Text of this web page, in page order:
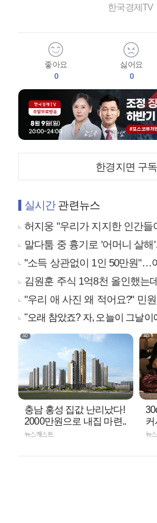
한국경제
좋아요
0
싫어요
0
한경지면 구
실시간관련뉴스
허지웅 "우리가 지지한 인간들이
말다툼 중 흉기로 '어머니 살
"소득 상관없이 1인 50만원"…
김원훈 주식 1억8천 올인했는
"우리 애 사진 왜 적어요?" 민
"오래 참았죠? 자, 오늘이 그날이
충남 홍성 집값 난리났다!
2000만원으로 내집 마련..
뉴스캐스트
커
뉴